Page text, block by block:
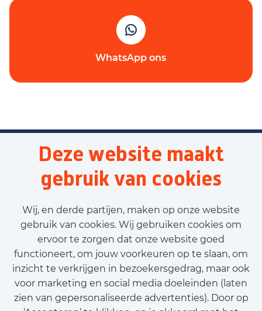
Deze website maakt
gebruik van cookies
Wij, en derde partijen, maken op onze website
gebruik van cookies. Wij gebruiken cookies om
ervoor te zorgen dat onze website goed
functioneert, om jouw voorkeuren op te slaan, om
inzicht te verkrijgen in bezoekersgedrag, maar ook
voor marketing en social media doeleinden (laten
zien van gepersonaliseerde advertenties). Door op
WhatsApp ons